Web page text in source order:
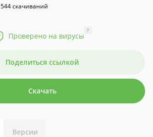
544 скачиваний
Проверено на вирусы
?
Поделиться ссылкой
Скачать
Версии